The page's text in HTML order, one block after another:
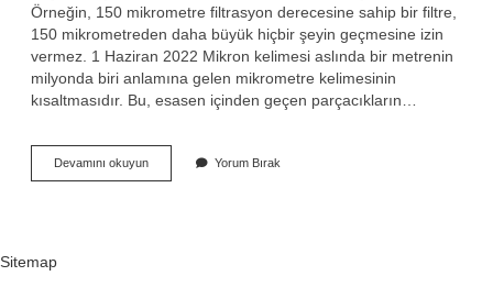
Örneğin, 150 mikrometre filtrasyon derecesine sahip bir filtre,
150 mikrometreden daha büyük hiçbir şeyin geçmesine izin
vermez. 1 Haziran 2022 Mikron kelimesi aslında bir metrenin
milyonda biri anlamına gelen mikrometre kelimesinin
kısaltmasıdır. Bu, esasen içinden geçen parçacıkların…
Devamını okuyunMikron
Ne
Yorum Bırak
Sitemap